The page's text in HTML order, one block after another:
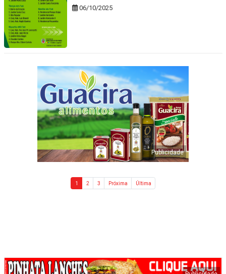
06/10/2025
1 2 3 Próxima Última